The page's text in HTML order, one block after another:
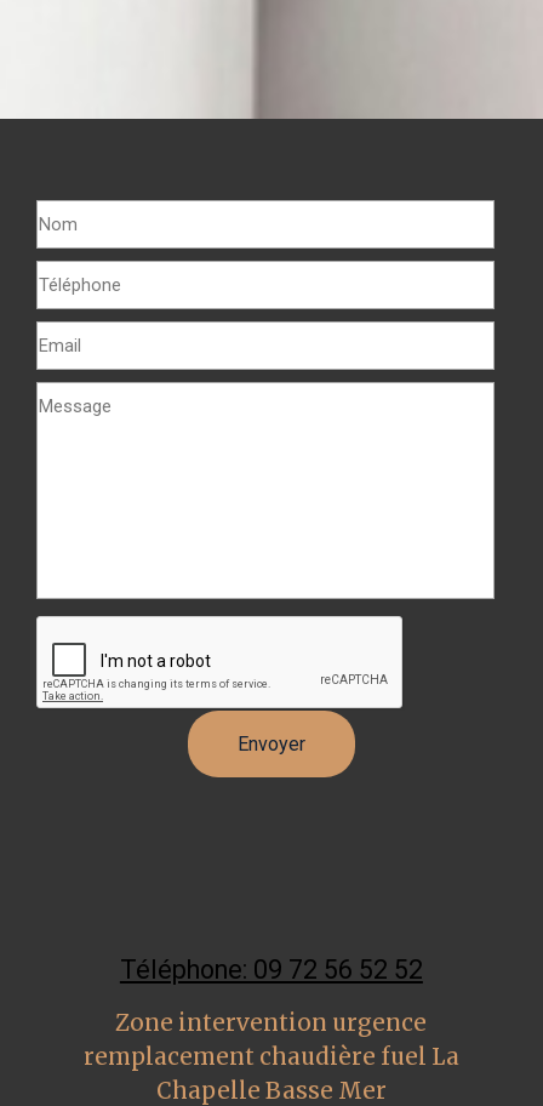
Téléphone: 09 72 56 52 52
Zone intervention urgence
remplacement chaudière fuel La
Chapelle Basse Mer